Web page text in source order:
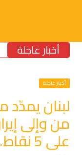
أخبار عاجلة
أخبار عاجلة
لبنان يمدّد
من وإلى
على 5 نقاط.. ومخاوف من توترات